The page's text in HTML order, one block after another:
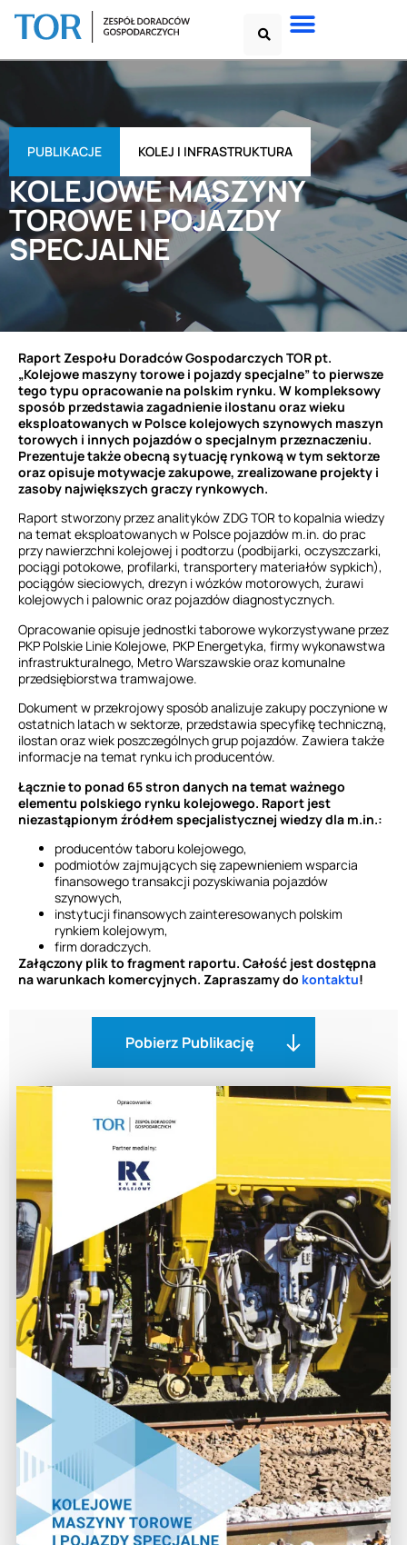
PUBLIKACJE KOLEJ I INFRASTRUKTURA
KOLEJOWE MASZYNY
TOROWE I POJAZDY
SPECJALNE
Raport Zespołu Doradców Gospodarczych TOR pt.
„Kolejowe maszyny torowe i pojazdy specjalne” to pierwsze
tego typu opracowanie na polskim rynku. W kompleksowy
sposób przedstawia zagadnienie ilostanu oraz wieku
eksploatowanych w Polsce kolejowych szynowych maszyn
torowych i innych pojazdów o specjalnym przeznaczeniu.
Prezentuje także obecną sytuację rynkową w tym sektorze
oraz opisuje motywacje zakupowe, zrealizowane projekty i
zasoby największych graczy rynkowych.
Raport stworzony przez analityków ZDG TOR to kopalnia wiedzy
na temat eksploatowanych w Polsce pojazdów m.in. do prac
przy nawierzchni kolejowej i podtorzu (podbijarki, oczyszczarki,
pociągi potokowe, profilarki, transportery materiałów sypkich),
pociągów sieciowych, drezyn i wózków motorowych, żurawi
kolejowych i palownic oraz pojazdów diagnostycznych.
Opracowanie opisuje jednostki taborowe wykorzystywane przez
PKP Polskie Linie Kolejowe, PKP Energetyka, firmy wykonawstwa
infrastrukturalnego, Metro Warszawskie oraz komunalne
przedsiębiorstwa tramwajowe.
Dokument w przekrojowy sposób analizuje zakupy poczynione w
ostatnich latach w sektorze, przedstawia specyfikę techniczną,
ilostan oraz wiek poszczególnych grup pojazdów. Zawiera także
informacje na temat rynku ich producentów.
Łącznie to ponad 65 stron danych na temat ważnego
elementu polskiego rynku kolejowego. Raport jest
niezastąpionym źródłem specjalistycznej wiedzy dla m.in.:
producentów taboru kolejowego,
podmiotów zajmujących się zapewnieniem wsparcia
finansowego transakcji pozyskiwania pojazdów
szynowych,
instytucji finansowych zainteresowanych polskim
rynkiem kolejowym,
firm doradczych.
Załączony plik to fragment raportu. Całość jest dostępna
na warunkach komercyjnych. Zapraszamy do kontaktu!
Pobierz Publikację